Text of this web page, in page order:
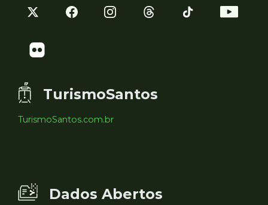
TurismoSantos
TurismoSantos.com.br
Dados Abertos